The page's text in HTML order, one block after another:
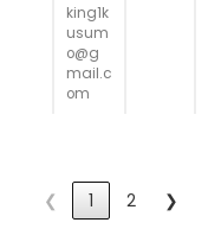
king1k
usum
o@g
mail.c
om
❮ 1 2 ❯